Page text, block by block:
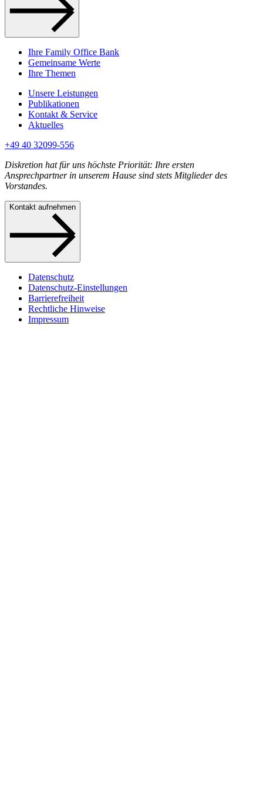
Ihre Family Office Bank
Gemeinsame Werte
Ihre Themen
Unsere Leistungen
Publikationen
Kontakt & Service
Aktuelles
+49 40 32099-556
Diskretion hat für uns höchste Priorität: Ihre ersten
Ansprechpartner in unserem Hause sind stets Mitglieder des
Vorstandes.
Kontakt aufnehmen
Datenschutz
Datenschutz-Einstellungen
Barrierefreiheit
Rechtliche Hinweise
Impressum